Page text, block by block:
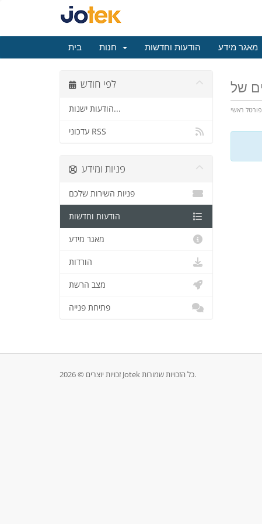
בית הודעות וחדשות מאגר מידע
פורטל ראשי
לפי חודש
הודעות ישנות...
עדכוני RSS
פניות ומידע
פניות השירות שלכם
הודעות וחדשות
מאגר מידע
הורדות
מצב הרשת
פתיחת פנייה
זכויות יוצרים © 2026 Jotek כל הזכויות שמורות.